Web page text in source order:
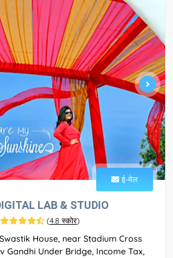
ई-मेल
LAB & STUDIO
(4.8 स्कोर)
House, near Stadium Cross
Gandhi Under Bridge, Income Tax,